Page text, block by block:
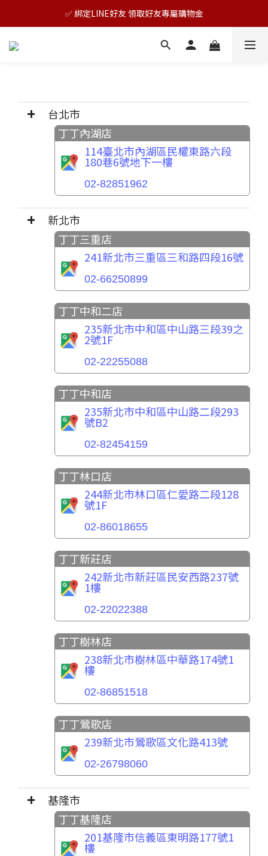
🎊TAIZAKU品牌慶：5倍回饋祭｜全年最優惠！
✅ 綁定LINE好友 領取好友專屬購物金
🎊TAIZAKU品牌慶：5倍回饋祭｜全年最優惠！
台北市
丁丁內湖店
114臺北市內湖區民權東路六段
180巷6號地下一樓
02-82851962
新北市
丁丁三重店
241新北市三重區三和路四段16號
02-66250899
丁丁中和二店
235新北市中和區中山路三段39之
2號1F
02-22255088
丁丁中和店
235新北市中和區中山路二段293
號B2
02-82454159
丁丁林口店
244新北市林口區仁愛路二段128
號1F
02-86018655
丁丁新莊店
242新北市新莊區民安西路237號
1樓
02-22022388
丁丁樹林店
238新北市樹林區中華路174號1
樓
02-86851518
丁丁鶯歌店
239新北市鶯歌區文化路413號
02-26798060
基隆市
丁丁基隆店
201基隆市信義區東明路177號1
樓